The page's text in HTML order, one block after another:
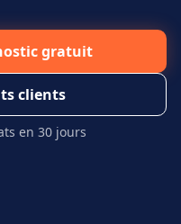
gratuit
clients
en 30 jours